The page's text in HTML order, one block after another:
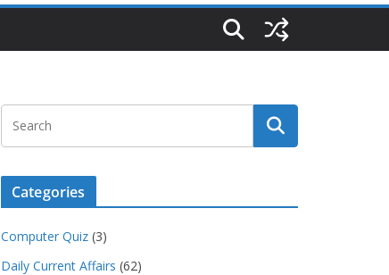
Categories
Computer Quiz (3)
Daily Current Affairs (62)